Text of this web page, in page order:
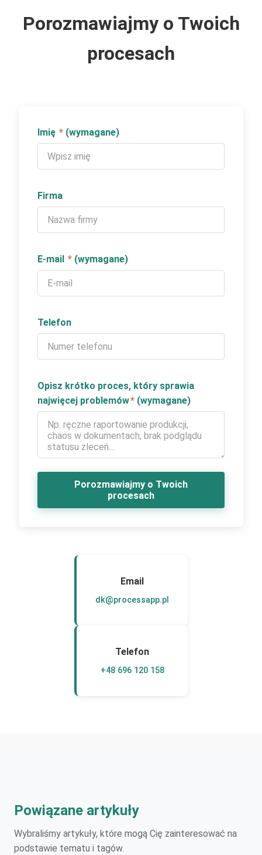
Porozmawiajmy o Twoich
procesach
Imię * (wymagane)
Firma
E-mail * (wymagane)
Telefon
Opisz krótko proces, który sprawia
najwięcej problemów* (wymagane)
Porozmawiajmy o Twoich
procesach
Email
dk@processapp.pl
Telefon
+48 696 120 158
Powiązane artykuły
Wybraliśmy artykuły, które mogą Cię zainteresować na
podstawie tematu i tagów.